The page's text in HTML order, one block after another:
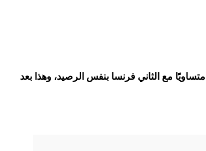
البرتغال جدول ترتيب المجموعة برصيد 3 نقاط متساويًا مع الثاني فرنسا بنفس الرصيد، وهذا بعد